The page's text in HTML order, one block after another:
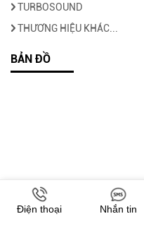
TURBOSOUND
THƯƠNG HIỆU KHÁC...
BẢN ĐỒ
Điện thoại Nhắn tin